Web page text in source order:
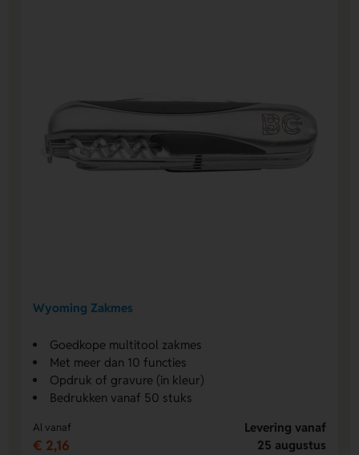
Wyoming Zakmes
Goedkope multitool zakmes
Met meer dan 10 functies
Opdruk of gravure (in kleur)
Bedrukken vanaf 50 stuks
Al vanaf
€ 2,16
Levering vanaf
25 augustus